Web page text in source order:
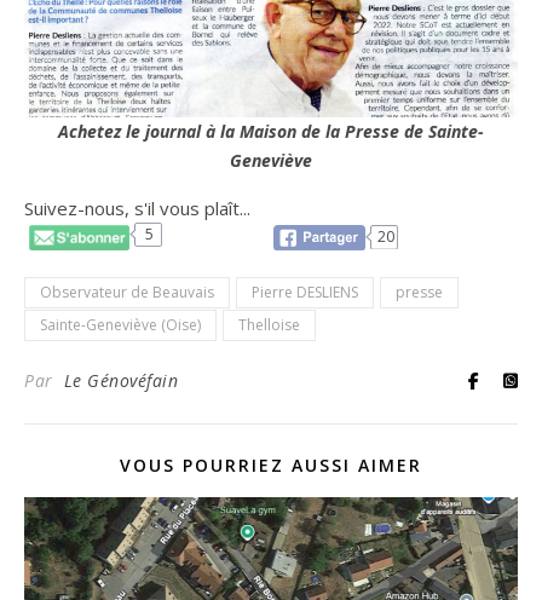
Achetez le journal à la Maison de la Presse de Sainte-
Geneviève
Suivez-nous, s'il vous plaît...
5 20
Observateur de Beauvais Pierre DESLIENS
presse
Sainte-Geneviève (Oise)
Thelloise
Par Le Génovéfain
VOUS POURRIEZ AUSSI AIMER